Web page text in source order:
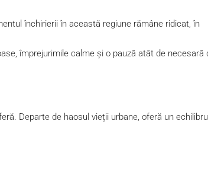
închirierii în această regiune rămâne ridicat, în
împrejurimile calme și o pauză atât de necesară
Departe de haosul vieții urbane, oferă un echilibru